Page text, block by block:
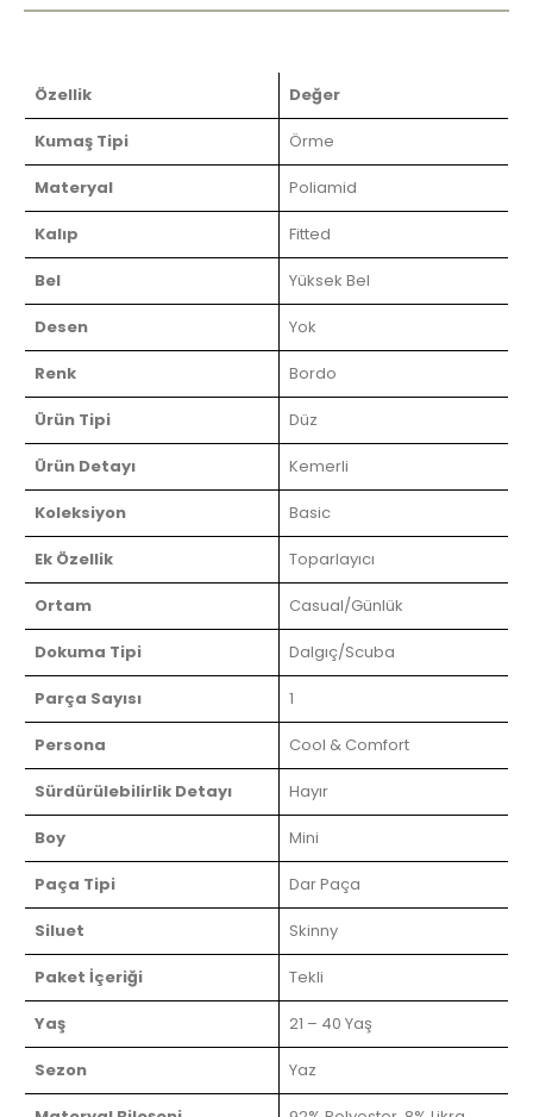
Özellik Değer
Kumaş Tipi Örme
Materyal Poliamid
Kalıp Fitted
Bel Yüksek Bel
Desen Yok
Renk Bordo
Ürün Tipi Düz
Ürün Detayı Kemerli
Koleksiyon Basic
Ek Özellik Toparlayıcı
Ortam Casual/Günlük
Dokuma Tipi Dalgıç/Scuba
Parça Sayısı 1
Persona Cool & Comfort
Sürdürülebilirlik Detayı Hayır
Boy Mini
Paça Tipi Dar Paça
Siluet Skinny
Paket İçeriği Tekli
Yaş 21 – 40 Yaş
Sezon Yaz